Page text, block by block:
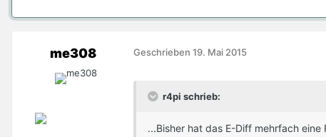
me308 Geschrieben 19. Mai 2015
r4pi schrieb:
...Bisher hat das E-Diff mehrfach